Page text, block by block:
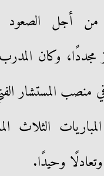
من أجل الصعود
مجددًا، وكان
منصب المستشار
الثلاث
وحيدًا.